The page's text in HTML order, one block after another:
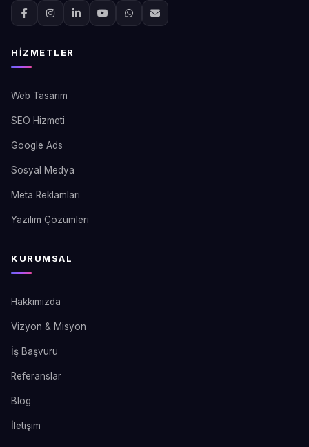
HIZMETLER
Web Tasarım
SEO Hizmeti
Google Ads
Sosyal Medya
Meta Reklamları
Yazılım Çözümleri
KURUMSAL
Hakkımızda
Vizyon & Misyon
İş Başvuru
Referanslar
Blog
İletişim